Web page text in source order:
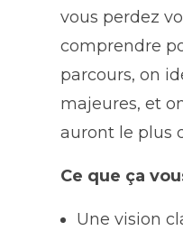
vous perdez
comprendre
parcours, on
majeures, et
auront le plus
Ce que ça
Une vision